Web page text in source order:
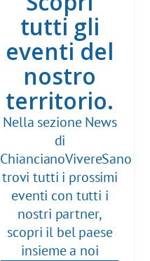
tutti gli
eventi del
nostro
territorio.
Nella sezione News
di
ChiancianoVivereSano
trovi tutti i prossimi
eventi con tutti i
nostri partner,
scopri il bel paese
insieme a noi